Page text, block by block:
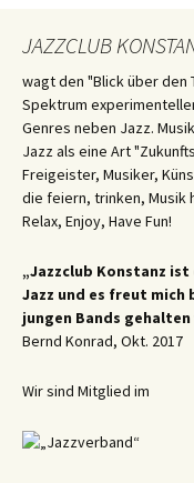
JAZZCLUB
wagt den "Blick über den
Spektrum
Genres neben Jazz.
Jazz als eine Art
Freigeister, Musiker,
die feiern, trinken, Musik
Relax, Enjoy, Have Fun!
„Jazzclub Konstanz
Jazz und es freut mich
jungen Bands gehalten
Bernd Konrad, Okt. 2017
Wir sind Mitglied im